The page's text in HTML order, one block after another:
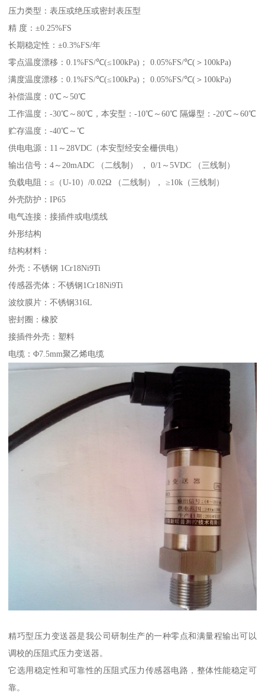
压力类型：表压或绝压或密封表压型
精 度：±0.25%FS
长期稳定性：±0.3%FS/年
零点温度漂移：0.1%FS/℃(≤100kPa)； 0.05%FS/℃(＞100kPa)
满度温度漂移：0.1%FS/℃(≤100kPa)； 0.05%FS/℃(＞100kPa)
补偿温度：0℃～50℃
工作温度：-30℃～80℃，本安型：-10℃～60℃ 隔爆型：-20℃～60℃
贮存温度：-40℃～℃
供电电源：11～28VDC（本安型经安全栅供电）
输出信号：4～20mADC （二线制） ， 0/1～5VDC （三线制）
负载电阻：≤（U-10）/0.02Ω （二线制）， ≥10k（三线制）
外壳防护：IP65
电气连接：接插件或电缆线
外形结构
结构材料：
外壳：不锈钢 1Cr18Ni9Ti
传感器壳体：不锈钢1Cr18Ni9Ti
波纹膜片：不锈钢316L
密封圈：橡胶
接插件外壳：塑料
电缆：Φ7.5mm聚乙烯电缆
精巧型压力变送器是我公司研制生产的一种零点和满量程输出可以
调校的压阻式压力变送器。
它选用稳定性和可靠性的压阻式压力传感器电路，整体性能稳定可
靠。